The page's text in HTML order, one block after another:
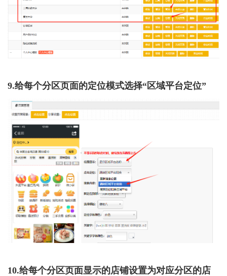
9.给每个分区页面的定位模式选择“区域平台定位”
10.给每个分区页面显示的店铺设置为对应分区的店